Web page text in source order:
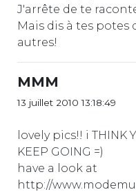
J'arrête de te
Mais dis à tes potes
autres!
MMM
13 juillet 2010 13:18:49
lovely pics!! i THINK
KEEP GOING =)
have a look at
http://